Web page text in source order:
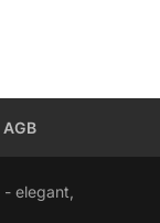
AGB
- elegant,